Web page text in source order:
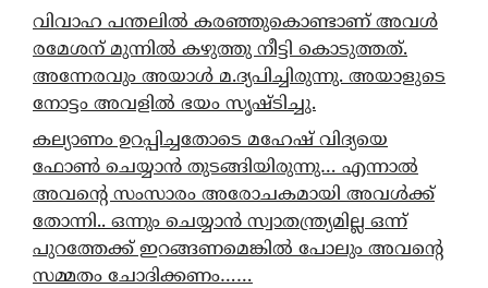
വിവാഹ പന്തലിൽ കരഞ്ഞുകൊണ്ടാണ് അവൾ
രമേശന് മുന്നിൽ കഴുത്തു നീട്ടി കൊടുത്തത്.
അന്നേരവും അയാൾ മ.ദ്യപിച്ചിരുന്നു. അയാളുടെ
നോട്ടം അവളിൽ ഭയം സൃഷ്ടിച്ചു.
കല്യാണം ഉറപ്പിച്ചതോടെ മഹേഷ് വിദ്യയെ
ഫോൺ ചെയ്യാൻ തുടങ്ങിയിരുന്നു… എന്നാൽ
അവന്റെ സംസാരം അരോചകമായി അവൾക്ക്
തോന്നി.. ഒന്നും ചെയ്യാൻ സ്വാതന്ത്ര്യമില്ല ഒന്ന്
പുറത്തേക്ക് ഇറങ്ങണമെങ്കിൽ പോലും അവന്റെ
സമ്മതം ചോദിക്കണം……